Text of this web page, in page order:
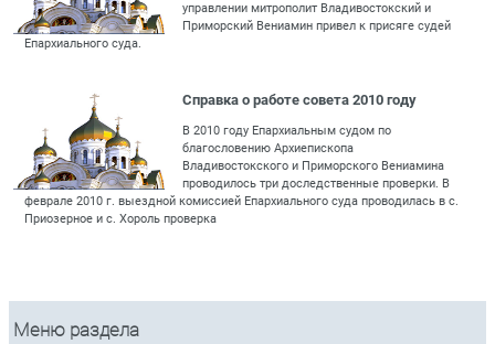
управлении митрополит Владивостокский и
Приморский Вениамин привел к присяге судей
Епархиального суда.
Справка о работе совета 2010 году
В 2010 году Епархиальным судом по
благословению Архиепископа
Владивостокского и Приморского Вениамина
проводилось три доследственные проверки. В
феврале 2010 г. выездной комиссией Епархиального суда проводилась в с.
Приозерное и с. Хороль проверка
Меню раздела